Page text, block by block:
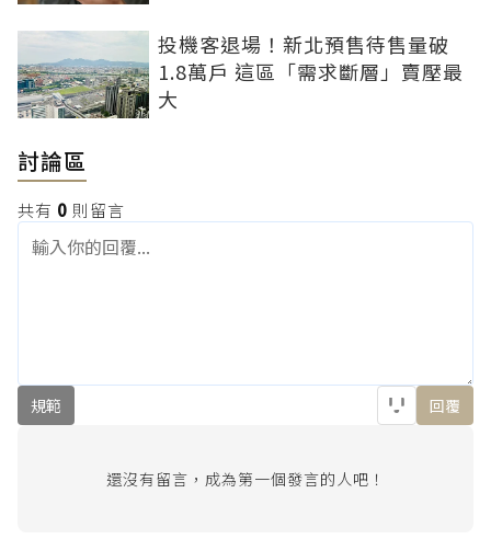
投機客退場！新北預售待售量破
1.8萬戶 這區「需求斷層」賣壓最
大
討論區
共有 0 則留言
規範 回覆
還沒有留言，成為第一個發言的人吧！